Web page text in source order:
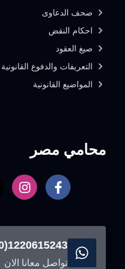
محامي مصر
1220615243(20+)
تواصل معانا الان
صحف الدعاوى
احكام النقض
صيغ العقود
التعريفات والدفوع القانونية
المواضيع القانونية